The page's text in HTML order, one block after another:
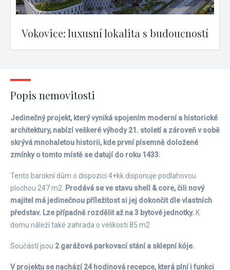
Vokovice: luxusní lokalita s budoucností
Popis nemovitosti
Jedinečný projekt, který vyniká spojením moderní a historické
architektury, nabízí veškeré výhody 21. století a zároveň v sobě
skrývá mnohaletou historii, kde první písemně doložené
zmínky o tomto místě se datují do roku 1433.
Tento barokní dům o dispozici 4+kk disponuje podlahovou
plochou 247 m2.
Prodává se ve stavu shell & core, čili nový
majitel má jedinečnou příležitost si jej dokončit dle vlastních
představ. Lze případně rozdělit až na 3 bytové jednotky. K
domu náleží také zahrada o velikosti 85 m2
Součástí jsou 2 garážová parkovací stání a sklepní kóje.
V projektu se nachází 24 hodinová recepce, která plní i funkci